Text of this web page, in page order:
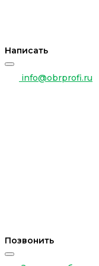
Написать
info@obrprofi.ru
Позвонить